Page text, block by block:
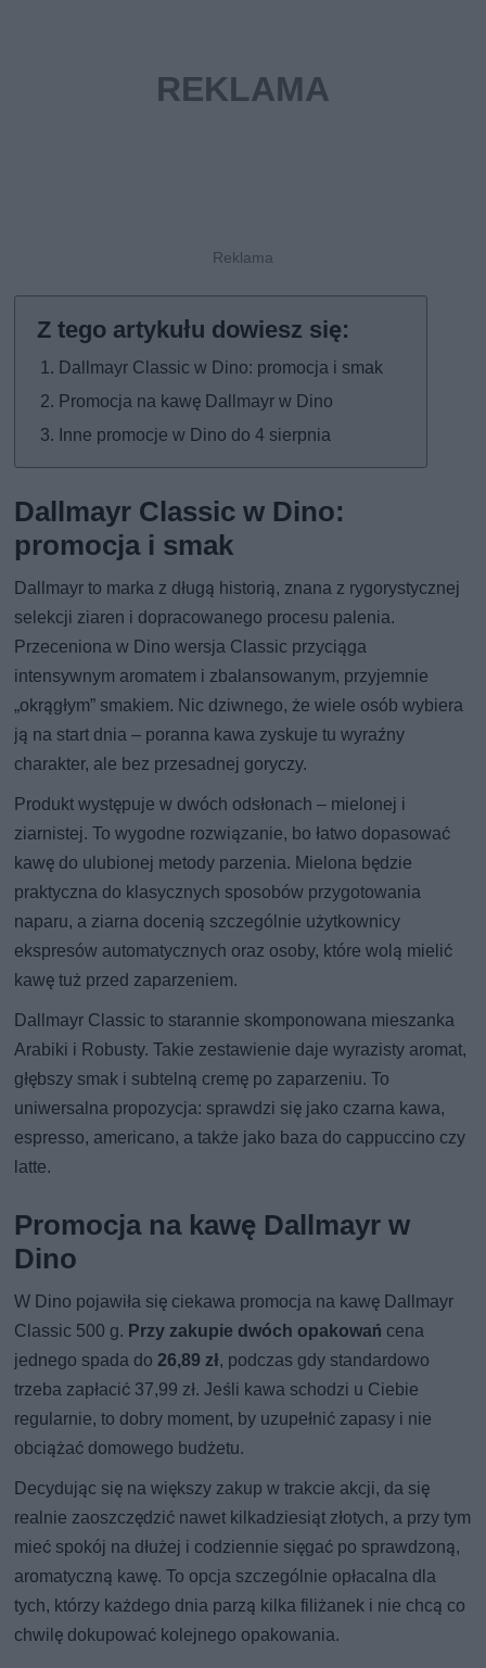
Dallmayr Classic w Dino: promocja i smak
Promocja na kawę Dallmayr w Dino
Inne promocje w Dino do 4 sierpnia
Dallmayr Classic w Dino:
promocja i smak
Dallmayr to marka z długą historią, znana z rygorystycznej
selekcji ziaren i dopracowanego procesu palenia.
Przeceniona w Dino wersja Classic przyciąga
intensywnym aromatem i zbalansowanym, przyjemnie
„okrągłym” smakiem. Nic dziwnego, że wiele osób wybiera
ją na start dnia – poranna kawa zyskuje tu wyraźny
charakter, ale bez przesadnej goryczy.
Produkt występuje w dwóch odsłonach – mielonej i
ziarnistej. To wygodne rozwiązanie, bo łatwo dopasować
kawę do ulubionej metody parzenia. Mielona będzie
praktyczna do klasycznych sposobów przygotowania
naparu, a ziarna docenią szczególnie użytkownicy
ekspresów automatycznych oraz osoby, które wolą mielić
kawę tuż przed zaparzeniem.
Dallmayr Classic to starannie skomponowana mieszanka
Arabiki i Robusty. Takie zestawienie daje wyrazisty aromat,
głębszy smak i subtelną cremę po zaparzeniu. To
uniwersalna propozycja: sprawdzi się jako czarna kawa,
espresso, americano, a także jako baza do cappuccino czy
latte.
Promocja na kawę Dallmayr w
Dino
W Dino pojawiła się ciekawa promocja na kawę Dallmayr
Classic 500 g. Przy zakupie dwóch opakowań cena
jednego spada do26,89 zł, podczas gdy standardowo
trzeba zapłacić 37,99 zł. Jeśli kawa schodzi u Ciebie
regularnie, to dobry moment, by uzupełnić zapasy i nie
obciążać domowego budżetu.
Decydując się na większy zakup w trakcie akcji, da się
realnie zaoszczędzić nawet kilkadziesiąt złotych, a przy tym
mieć spokój na dłużej i codziennie sięgać po sprawdzoną,
aromatyczną kawę. To opcja szczególnie opłacalna dla
tych, którzy każdego dnia parzą kilka filiżanek i nie chcą co
chwilę dokupować kolejnego opakowania.